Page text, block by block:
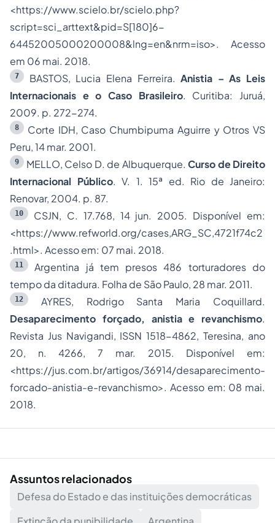
<https://www.scielo.br/scielo.php?
script=sci_arttext&pid=S[180]6-
64452005000200008&lng=en&nrm=iso>. Acesso
em 06 mai. 2018.
7 BASTOS, Lucia Elena Ferreira.Anistia – As Leis
Internacionais e o Caso Brasileiro. Curitiba: Juruá,
2009. p. 272-274.
8
Corte IDH, Caso Chumbipuma Aguirre y Otros VS
Peru, 14 mar. 2001.
9 MELLO, Celso D. de Albuquerque. Curso de Direito
Internacional Público. V. 1. 15ª ed. Rio de Janeiro:
Renovar, 2004. p. 87.
10
CSJN, C. 17.768, 14 jun. 2005. Disponível em:
<https://www.refworld.org/cases,ARG_SC,4721f74c2
.html>. Acesso em: 07 mai. 2018.
11
Argentina já tem presos 486 torturadores do
tempo da ditadura. Folha de São Paulo, 28 mar. 2011.
12
AYRES, Rodrigo Santa Maria Coquillard.
Desaparecimento forçado, anistia e revanchismo.
Revista Jus Navigandi, ISSN 1518-4862, Teresina, ano
20, n. 4266, 7 mar. 2015. Disponível em:
<https://jus.com.br/artigos/36914/desaparecimento-
forcado-anistia-e-revanchismo>. Acesso em: 08 mai.
2018.
Assuntos relacionados
Defesa do Estado e das instituições democráticas